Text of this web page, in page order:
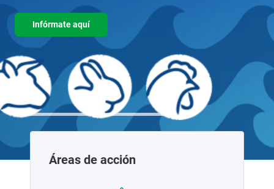
Infórmate aquí
Áreas de acción